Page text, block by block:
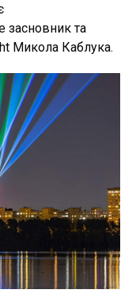
засновник та
Микола Каблука.